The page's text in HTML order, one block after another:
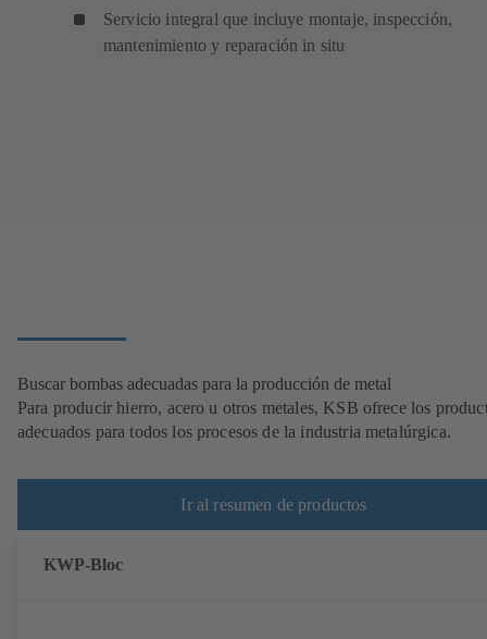
Servicio integral que incluye montaje, inspección,
mantenimiento y reparación in situ
Buscar bombas adecuadas para la producción de metal
Para producir hierro, acero u otros metales, KSB ofrece los
adecuados para todos los procesos de la industria metalúrgica.
Ir al resumen de productos
KWP-Bloc